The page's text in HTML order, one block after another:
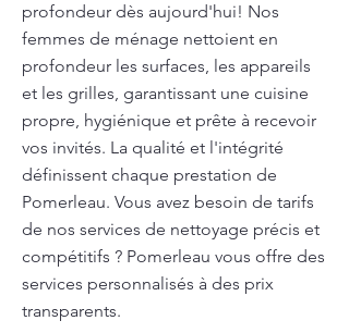
profondeur dès aujourd'hui! Nos
femmes de ménage nettoient en
profondeur les surfaces, les appareils
et les grilles, garantissant une cuisine
propre, hygiénique et prête à recevoir
vos invités. La qualité et l'intégrité
définissent chaque prestation de
Pomerleau. Vous avez besoin de tarifs
de nos services de nettoyage précis et
compétitifs ? Pomerleau vous offre des
services personnalisés à des prix
transparents.